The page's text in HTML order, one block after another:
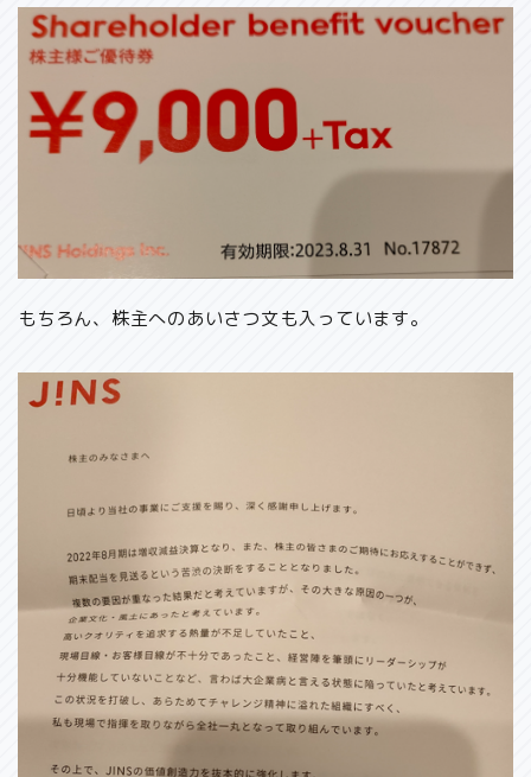
もちろん、株主へのあいさつ文も入っています。